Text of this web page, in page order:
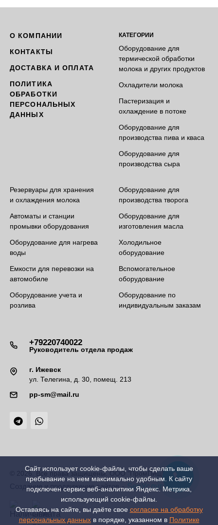
О КОМПАНИИ
КОНТАКТЫ
ДОСТАВКА И ОПЛАТА
ПОЛИТИКА
ОБРАБОТКИ
ПЕРСОНАЛЬНЫХ
ДАННЫХ
КАТЕГОРИИ
Оборудование для
термической обработки
молока и других продуктов
Охладители молока
Пастеризация и
охлаждение в потоке
Оборудование для
производства пива и кваса
Оборудование для
производства сыра
Резервуары для хранения
и охлаждения молока
Автоматы и станции
промывки оборудования
Оборудование для нагрева
воды
Емкости для перевозки на
автомобиле
Оборудование учета и
розлива
Оборудование для
производства творога
Оборудование для
изготовления масла
Холодильное
оборудование
Вспомогательное
оборудование
Оборудование по
индивидуальным заказам
+79220740022
Руководитель отдела продаж
г. Ижевск
ул. Телегина, д. 30, помещ. 213
pp-sm@mail.ru
© 2026. Все права защищены. ООО "ПромПищМаш"
Создание и продвижение сайтов-SeoУслуга
Сайт использует cookie-файлы, чтобы сделать ваше
пребывание на нем максимально удобным. К cайту
подключен сервис веб-аналитики Яндекс. Метрика,
использующий cookie-файлы.
Оставаясь на сайте, вы даёте свое согласие на обработку
персональных данныхв порядке, указанном в Политике